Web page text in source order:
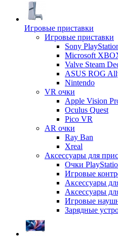
Игровые приставки
Игровые приставки
Sony
Microsoft
Valve Steam
ASUS ROG
Nintendo
VR очки
Apple Vision
Oculus Quest
Pico VR
AR очки
Ray Ban
Xreal
Аксессуары для
Очки
Игровые
Аксессуары
Аксессуары
Игровые
Зарядные